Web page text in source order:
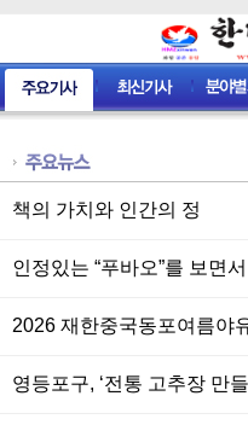
책의 가치와 인간의 정
인정있는 “푸바오”를 보면서
2026 재한중국동포여름야
영등포구, ‘전통 고추장 만